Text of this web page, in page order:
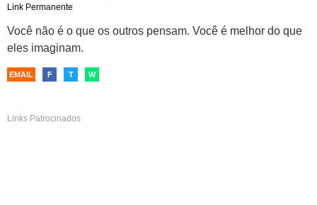
Link Permanente
Você não é o que os outros pensam. Você é melhor do que
eles imaginam.
EMAIL F T W
Links Patrocinados